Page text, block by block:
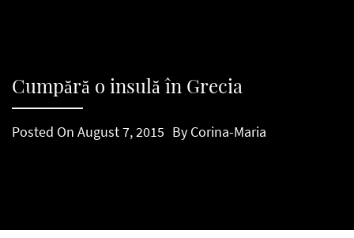
Cumpără o insulă în Grecia
Posted On August 7, 2015 By Corina-Maria